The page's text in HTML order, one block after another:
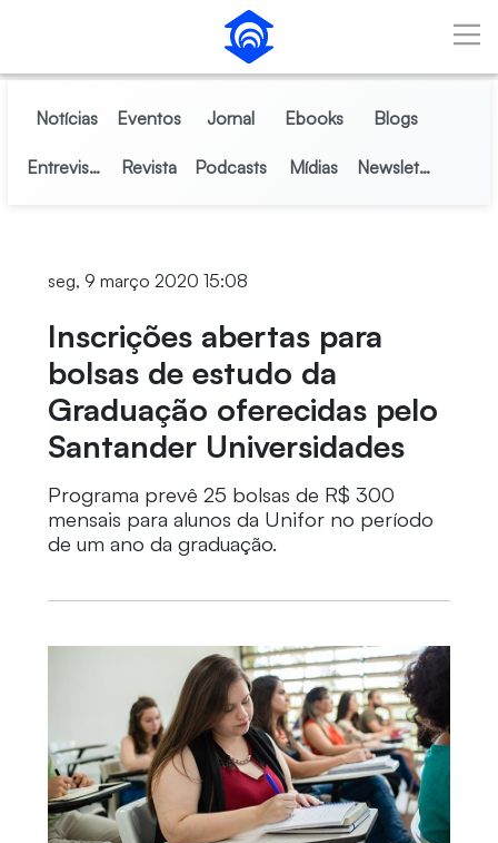
Pular para o Conteúdo principal
Notícias Eventos Jornal Ebooks Blogs
Entrevistas Revista Podcasts Mídias Newsletter
seg, 9 março 2020 15:08
Inscrições abertas para
bolsas de estudo da
Graduação oferecidas pelo
Santander Universidades
Programa prevê 25 bolsas de R$ 300
mensais para alunos da Unifor no período
de um ano da graduação.